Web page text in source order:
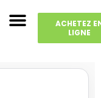
ACHETEZ
LIGNE